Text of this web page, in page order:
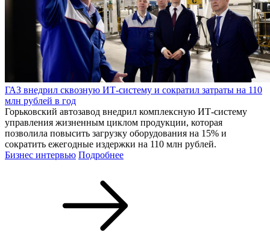
ГАЗ внедрил сквозную ИТ-систему и сократил затраты на 110
млн рублей в год
Горьковский автозавод внедрил комплексную ИТ-систему
управления жизненным циклом продукции, которая
позволила повысить загрузку оборудования на 15% и
сократить ежегодные издержки на 110 млн рублей.
Бизнес интервью Подробнее